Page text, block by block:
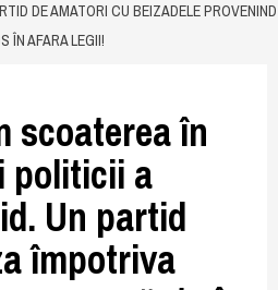
DE AMATORI CU BEIZADELE PROVENIND
ÎN AFARA LEGII!
scoaterea în
politicii a
Un partid
împotriva